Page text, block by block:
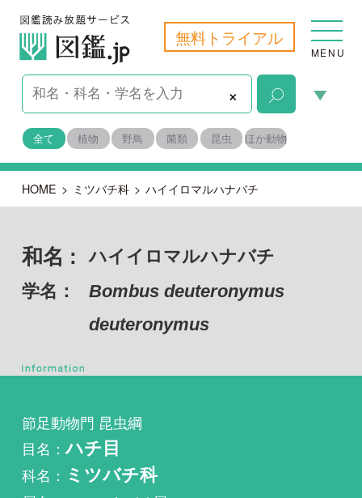
無料トライアル
MENU
×
全て 植物 野鳥 菌類 昆虫 ほか動物
学名：
目名：ハチ目
属名：マルハナバチ属
分類体系：北海道大学出版会.日本産マルハナバ